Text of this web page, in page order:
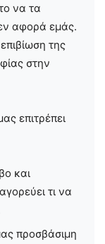
να τα
αφορά εμάς.
της
στην
επιτρέπει
και
τι να
προσβάσιμη